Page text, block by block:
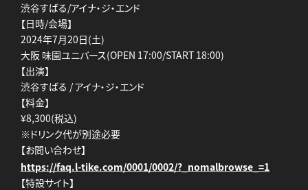
渋谷すばる/アイナ・ジ・エンド
【日時/会場】
2024年7月20日(土)
大阪 味園ユニバース(OPEN 17:00/START 18:00)
【出演】
渋谷すばる / アイナ・ジ・エンド
【料金】
¥8,300(税込)
※ドリンク代が別途必要
【お問い合わせ】
https://faq.l-tike.com/0001/0002/?_nomalbrowse_=1
【特設サイト】